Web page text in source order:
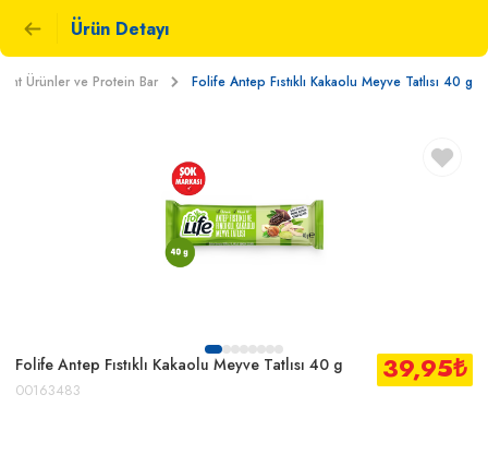
Ürün Detayı
Ürünler ve Protein Bar Folife Antep Fıstıklı Kakaolu Meyve Tatlısı 40 g
Folife Antep Fıstıklı Kakaolu Meyve Tatlısı 40 g
00163483
39,95₺